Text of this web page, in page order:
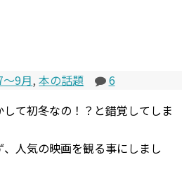
9月,本の話題
6
て初冬なの！？と錯覚してしま
人気の映画を観る事にしまし